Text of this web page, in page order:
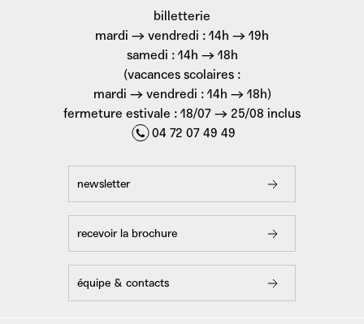
billetterie
mardi → vendredi : 14h → 19h
samedi : 14h → 18h
(vacances scolaires :
mardi → vendredi : 14h → 18h)
fermeture estivale : 18/07 → 25/08 inclus
04 72 07 49 49
newsletter
recevoir la brochure
équipe & contacts